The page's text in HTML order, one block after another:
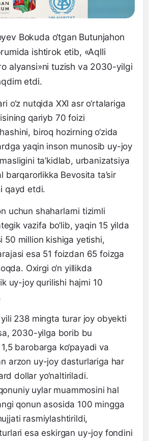
Bokuda o‘tgan Butunjahon
ishtirok etib, «Aqlli
alyansi»ni tuzish va 2030-yilgi
etdi.
o‘z nutqida XXI asr o‘rtalariga
qariyb 70 foizi
biroq hozirning o‘zida
yaqin inson munosib uy-joy
ta’kidlab, urbanizatsiya
barqarorlikka Bevosita ta’sir
qayd etdi.
uchun shaharlarni tizimli
vazifa bo‘lib, yaqin 15 yilda
50 million kishiga yetishi,
esa 51 foizdan 65 foizga
Oxirgi o‘n yillikda
uy-joy qurilishi hajmi 10
yili 238 mingta turar joy obyekti
2030-yilga borib bu
barobarga ko‘payadi va
arzon uy-joy dasturlariga har
dollar yo‘naltiriladi.
uylar muammosini hal
qonun asosida 100 mingga
rasmiylashtirildi,
esa eskirgan uy-joy fondini